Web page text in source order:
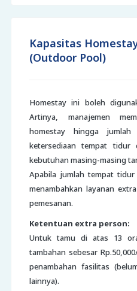
Kapasitas
(Outdoor Pool)
Homestay ini boleh
Artinya, manajemen
homestay hingga
ketersediaan tempat tidur
kebutuhan masing-masing
Apabila jumlah tempat
menambahkan layanan
pemesanan.
Ketentuan extra person:
Untuk tamu di atas 13
tambahan sebesar
penambahan fasilitas
lainnya).